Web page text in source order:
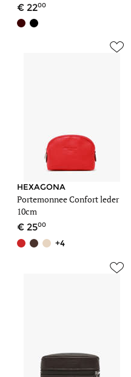
2200
HEXAGONA
Portemonnee Confort leder
10cm
2500
+4